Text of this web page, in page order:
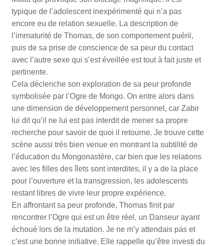
typique de l’adolescent inexpérimenté qui n’a pas
encore eu de relation sexuelle. La description de
l’immaturité de Thomas, de son comportement puéril,
puis de sa prise de conscience de sa peur du contact
avec l’autre sexe qui s’est éveillée est tout à fait juste et
pertinente.
Cela déclenche son exploration de sa peur profonde
symbolisée par l’Ogre de Mongo. On entre alors dans
une dimension de développement personnel, car Zabir
lui dit qu’il ne lui est pas interdit de mener sa propre
recherche pour savoir de quoi il retourne. Je trouve cette
scène aussi très bien venue en montrant la subtilité de
l’éducation du Mongonastère, car bien que les relations
avec les filles des îlets sont interdites, il y a de la place
pour l’ouverture et la transgression, les adolescents
restant libres de vivre leur propre expérience.
En affrontant sa peur profonde, Thomas finit par
rencontrer l’Ogre qui est un être réel, un Danseur ayant
échoué lors de la mutation. Je ne m’y attendais pas et
c’est une bonne initiative. Elle rappelle qu’être investi du